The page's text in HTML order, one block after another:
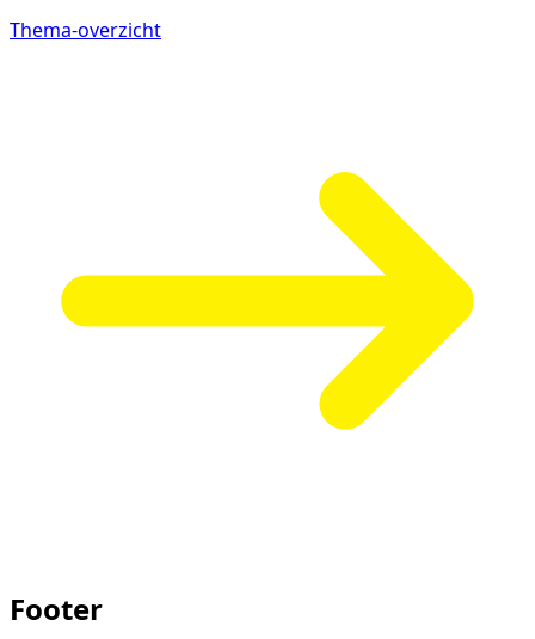
Thema-overzicht
Footer